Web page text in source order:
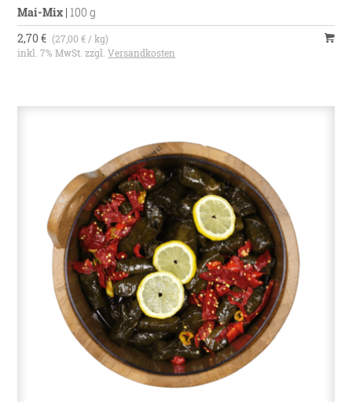
Mai-Mix |100 g
2,70 € (27,00 € / kg)
inkl. 7% MwSt. zzgl.Versandkosten